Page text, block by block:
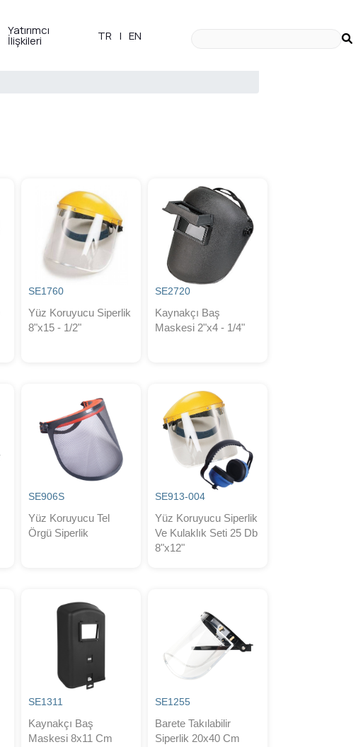
Yatırımcı
İlişkileri TR | EN
SE1760
Yüz Koruyucu Siperlik
8"x15 - 1/2"
SE2720
Kaynakçı Baş
Maskesi 2"x4 - 1/4"
SE906S
Yüz Koruyucu Tel
Örgü Siperlik
SE913-004
Yüz Koruyucu Siperlik
Ve Kulaklık Seti 25 Db
8"x12"
SE1311
Kaynakçı Baş
Maskesi 8x11 Cm
SE1255
Barete Takılabilir
Siperlik 20x40 Cm